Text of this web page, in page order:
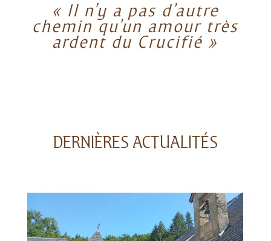
« Il n’y a pas d’autre
chemin qu’un amour très
ardent du Crucifié »
DERNIÈRES ACTUALITÉS